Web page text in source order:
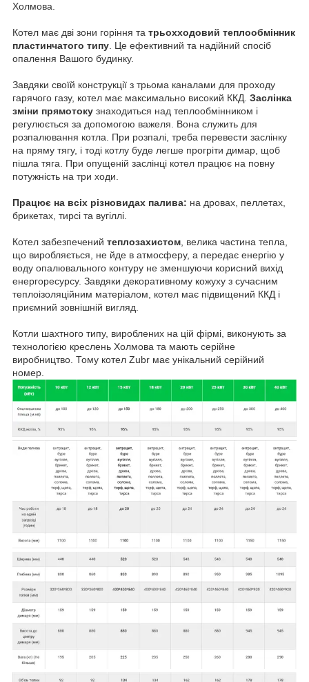
Холмова.
Котел має дві зони горіння та трьохходовий теплообмінник
пластинчатого типу . Це ефективний та надійний спосіб
опалення Вашого будинку.
Завдяки своїй конструкції з трьома каналами для проходу
гарячого газу, котел має максимально високий ККД. Заслінка
зміни прямотоку знаходиться над теплообмінником і
регулюється за допомогою важеля. Вона служить для
розпалювання котла. При розпалі, треба перевести заслінку
на пряму тягу, і тоді котлу буде легше прогріти димар, щоб
пішла тяга. При опущеній заслінці котел працює на повну
потужність на три ходи.
Працює на всіх різновидах палива: на дровах, пеллетах,
брикетах, тирсі та вугіллі.
Котел забезпечений теплозахистом , велика частина тепла,
що виробляється, не йде в атмосферу, а передає енергію у
воду опалювального контуру не зменшуючи корисний вихід
енергоресурсу. Завдяки декоративному кожуху з сучасним
теплоізоляційним матеріалом, котел має підвищений ККД і
приємний зовнішній вигляд.
Котли шахтного типу, вироблених на цій фірмі, виконують за
технологією креслень Холмова та мають серійне
виробництво. Тому котел Zubr має унікальний серійний
номер.